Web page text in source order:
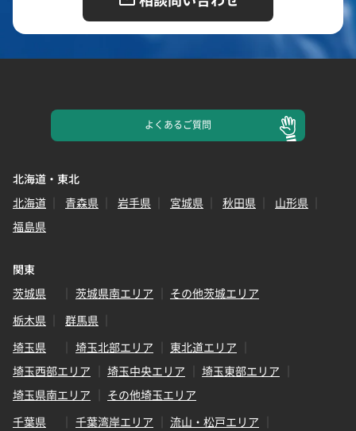
よくあるご質問
北海道・東北
北海道
青森県 岩手県 宮城県 秋田県
山形県
福島県
関東
茨城県
茨城県南エリア
その他茨城エリア
栃木県
群馬県
埼玉県
埼玉北部エリア
東北道エリア
埼玉西部エリア
埼玉中央エリア
埼玉東部エリア
埼玉県南エリア
その他埼玉エリア
千葉県
千葉湾岸エリア
流山・松戸エリア